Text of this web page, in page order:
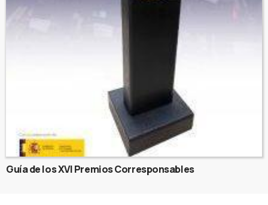
Guía de los XVI Premios Corresponsables